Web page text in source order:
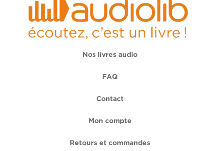
Nos livres audio
FAQ
Contact
Mon compte
Retours et commandes